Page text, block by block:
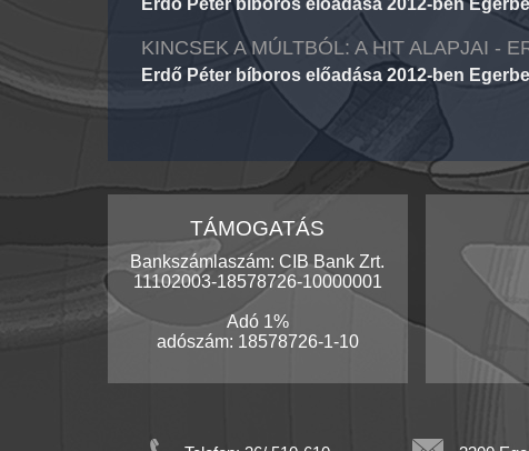
Erdő Péter bíboros előadása 2012-ben
KINCSEK A MÚLTBÓL: A HIT ALAPJAI -
Erdő Péter bíboros előadása 2012-ben
TÁMOGATÁS
Bankszámlaszám: CIB Bank Zrt.
11102003-18578726-10000001
Adó 1%
adószám: 18578726-1-10